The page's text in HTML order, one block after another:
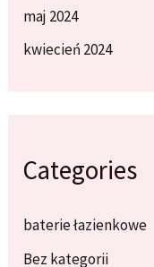
maj 2024
kwiecień 2024
Categories
baterie łazienkowe
Bez kategorii